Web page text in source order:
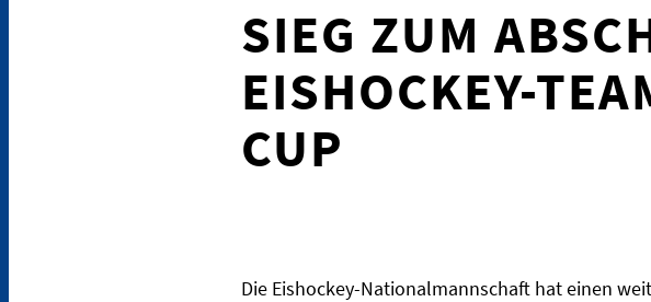
SIEG ZUM
EISHOCKEY-
CUP
Die Eishockey-Nationalmannschaft hat einen